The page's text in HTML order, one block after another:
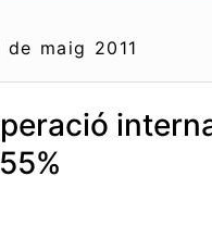
de maig 2011